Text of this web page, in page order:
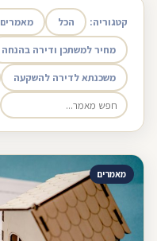
קטגוריה: הכל מאמרים
מחיר למשתכן ודירה בהנחה
משכנתא לדירה להשקעה
מאמרים